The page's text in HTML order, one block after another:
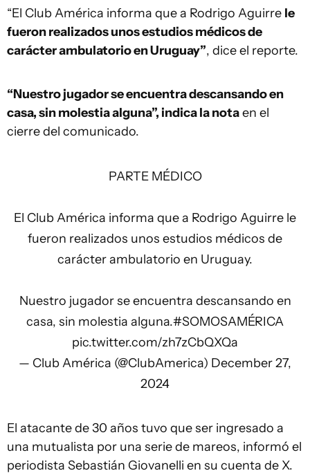
“El Club América informa que a Rodrigo Aguirre le
fueron realizados unos estudios médicos de
carácter ambulatorio en Uruguay”, dice el reporte.
“Nuestro jugador se encuentra descansando en
casa, sin molestia alguna”, indica la notaen el
cierre del comunicado.
PARTE MÉDICO
El Club América informa que a Rodrigo Aguirre le
fueron realizados unos estudios médicos de
carácter ambulatorio en Uruguay.
Nuestro jugador se encuentra descansando en
casa, sin molestia alguna.#SOMOSAMÉRICA
pic.twitter.com/zh7zCbQXQa
— Club América (@ClubAmerica) December 27,
2024
El atacante de 30 años tuvo que ser ingresado a
una mutualista por una serie de mareos, informó el
periodista Sebastián Giovanelli en su cuenta de X.